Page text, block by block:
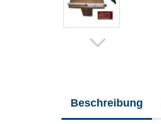
Beschreibung